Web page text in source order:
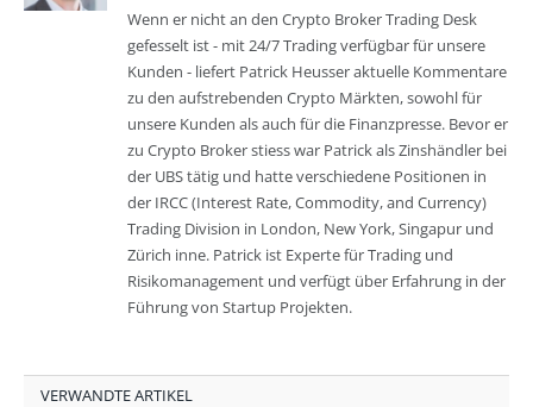
Wenn er nicht an den Crypto Broker Trading Desk
gefesselt ist - mit 24/7 Trading verfügbar für unsere
Kunden - liefert Patrick Heusser aktuelle Kommentare
zu den aufstrebenden Crypto Märkten, sowohl für
unsere Kunden als auch für die Finanzpresse. Bevor er
zu Crypto Broker stiess war Patrick als Zinshändler bei
der UBS tätig und hatte verschiedene Positionen in
der IRCC (Interest Rate, Commodity, and Currency)
Trading Division in London, New York, Singapur und
Zürich inne. Patrick ist Experte für Trading und
Risikomanagement und verfügt über Erfahrung in der
Führung von Startup Projekten.
VERWANDTE ARTIKEL